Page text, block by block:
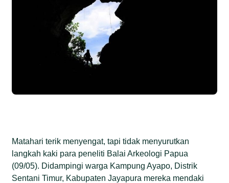
Matahari terik menyengat, tapi tidak menyurutkan
langkah kaki para peneliti Balai Arkeologi Papua
(09/05). Didampingi warga Kampung Ayapo, Distrik
Sentani Timur, Kabupaten Jayapura mereka mendaki